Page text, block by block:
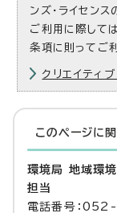
ンズ・ライセン
ご利用に際して
条項に則ってご
クリエイティブ
このページに
環境局 地域環
担当
電話番号：